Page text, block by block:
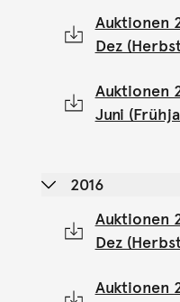
Auktionen
Dez
Auktionen
Juni
2016
Auktionen
Dez
Auktionen